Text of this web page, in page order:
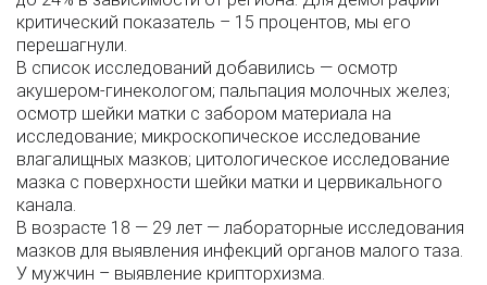
критический показатель – 15 процентов, мы его
перешагнули.
В список исследований добавились — осмотр
акушером-гинекологом; пальпация молочных желез;
осмотр шейки матки с забором материала на
исследование; микроскопическое исследование
влагалищных мазков; цитологическое исследование
мазка с поверхности шейки матки и цервикального
канала.
В возрасте 18 — 29 лет — лабораторные исследования
мазков для выявления инфекций органов малого таза.
У мужчин – выявление крипторхизма.